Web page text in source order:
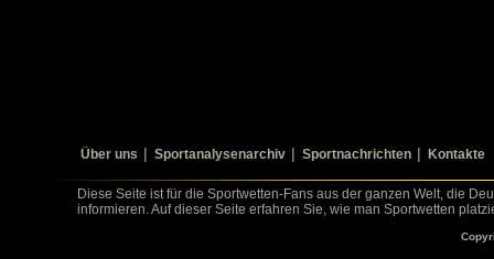
Über uns Sportanalysenarchiv Sportnachrichten Kontakte
Diese Seite ist für die Sportwetten-Fans aus der ganzen Welt, die
informieren. Auf dieser Seite erfahren Sie, wie man Sportwetten